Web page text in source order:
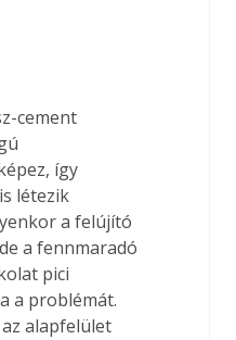
cement
így
létezik
a felújító
a fennmaradó
pici
a problémát.
alapfelület